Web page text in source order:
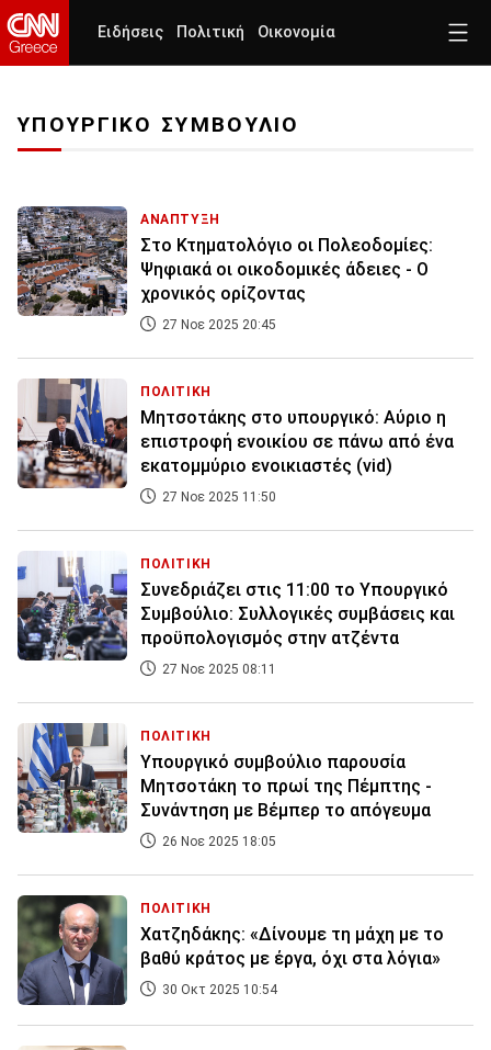
Ειδήσεις Πολιτική Οικονομία
ΥΠΟΥΡΓΙΚΟ ΣΥΜΒΟΥΛΙΟ
ΑΝΑΠΤΥΞΗ
Στο Κτηματολόγιο οι Πολεοδομίες:
Ψηφιακά οι οικοδομικές άδειες - Ο
χρονικός ορίζοντας
27 Νοε 2025 20:45
ΠΟΛΙΤΙΚΗ
Μητσοτάκης στο υπουργικό: Αύριο η
επιστροφή ενοικίου σε πάνω από ένα
εκατομμύριο ενοικιαστές (vid)
27 Νοε 2025 11:50
ΠΟΛΙΤΙΚΗ
Συνεδριάζει στις 11:00 το Υπουργικό
Συμβούλιο: Συλλογικές συμβάσεις και
προϋπολογισμός στην ατζέντα
27 Νοε 2025 08:11
ΠΟΛΙΤΙΚΗ
Υπουργικό συμβούλιο παρουσία
Μητσοτάκη το πρωί της Πέμπτης -
Συνάντηση με Βέμπερ το απόγευμα
26 Νοε 2025 18:05
ΠΟΛΙΤΙΚΗ
Χατζηδάκης: «Δίνουμε τη μάχη με το
βαθύ κράτος με έργα, όχι στα λόγια»
30 Οκτ 2025 10:54